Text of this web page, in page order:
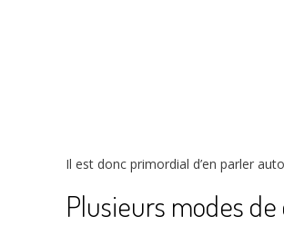
Il est donc primordial d’en parler
Plusieurs modes